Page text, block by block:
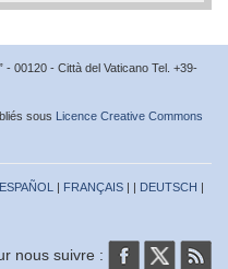
- 00120 - Città del Vaticano Tel. +39-
sous Licence Creative Commons
ESPAÑOL | FRANÇAIS | | DEUTSCH |
nous suivre :